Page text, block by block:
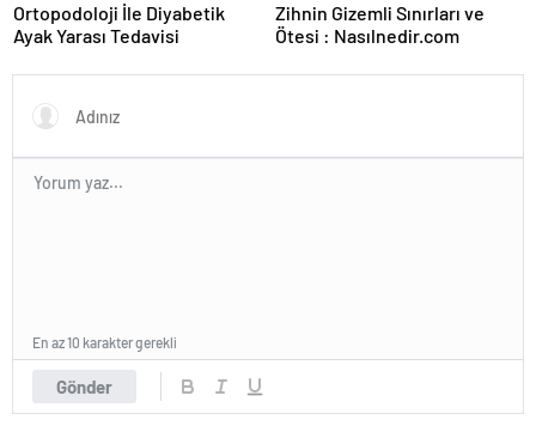
Ortopodoloji İle Diyabetik
Ayak Yarası Tedavisi
Zihnin Gizemli Sınırları ve
Ötesi : Nasılnedir.com
Gönder
En az 10 karakter gerekli